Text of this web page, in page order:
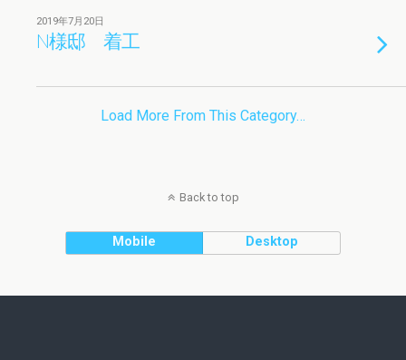
2019年7月20日
N様邸 着工
Load More From This Category…
Back to top
Mobile Desktop